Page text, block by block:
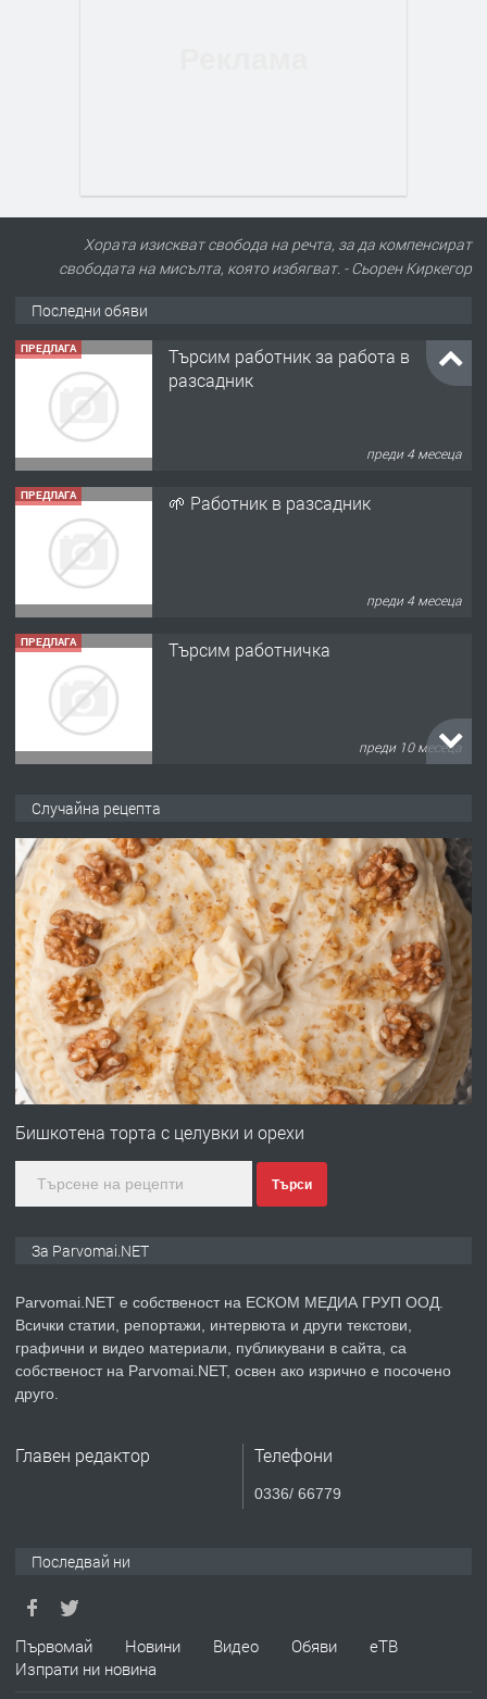
Хората изискват свобода на речта, за да компенсират
свободата на мисълта, която избягват. - Сьорен Киркегор
Последни обяви
ПРЕДЛАГА
Търсим работник за работа в
разсадник
преди 4 месеца
ПРЕДЛАГА 🌱 Работник в разсадник
преди 4 месеца
ПРЕДЛАГА Търсим работничка
преди 10 месеца
преди 1 година
ПРЕДЛАГА Работа за общи работници
преди 1 година
ПРЕДЛАГА
Първи поход "По стъпките на Ангел
преди 1 година
ПРЕДЛАГА Уроци по Математика
ТЪРСИ
Случайна рецепта
Бишкотена торта с целувки и орехи
Търси
За Parvomai.NET
Parvomai.NET е собственост на ЕСКОМ МЕДИА ГРУП ООД.
Всички статии, репортажи, интервюта и други текстови,
графични и видео материали, публикувани в сайта, са
собственост на Parvomai.NET, освен ако изрично е посочено
друго.
Главен редактор Телефони
0336/ 66779
Последвай ни
Първомай Новини Видео Обяви
еТВ
Изпрати ни новина